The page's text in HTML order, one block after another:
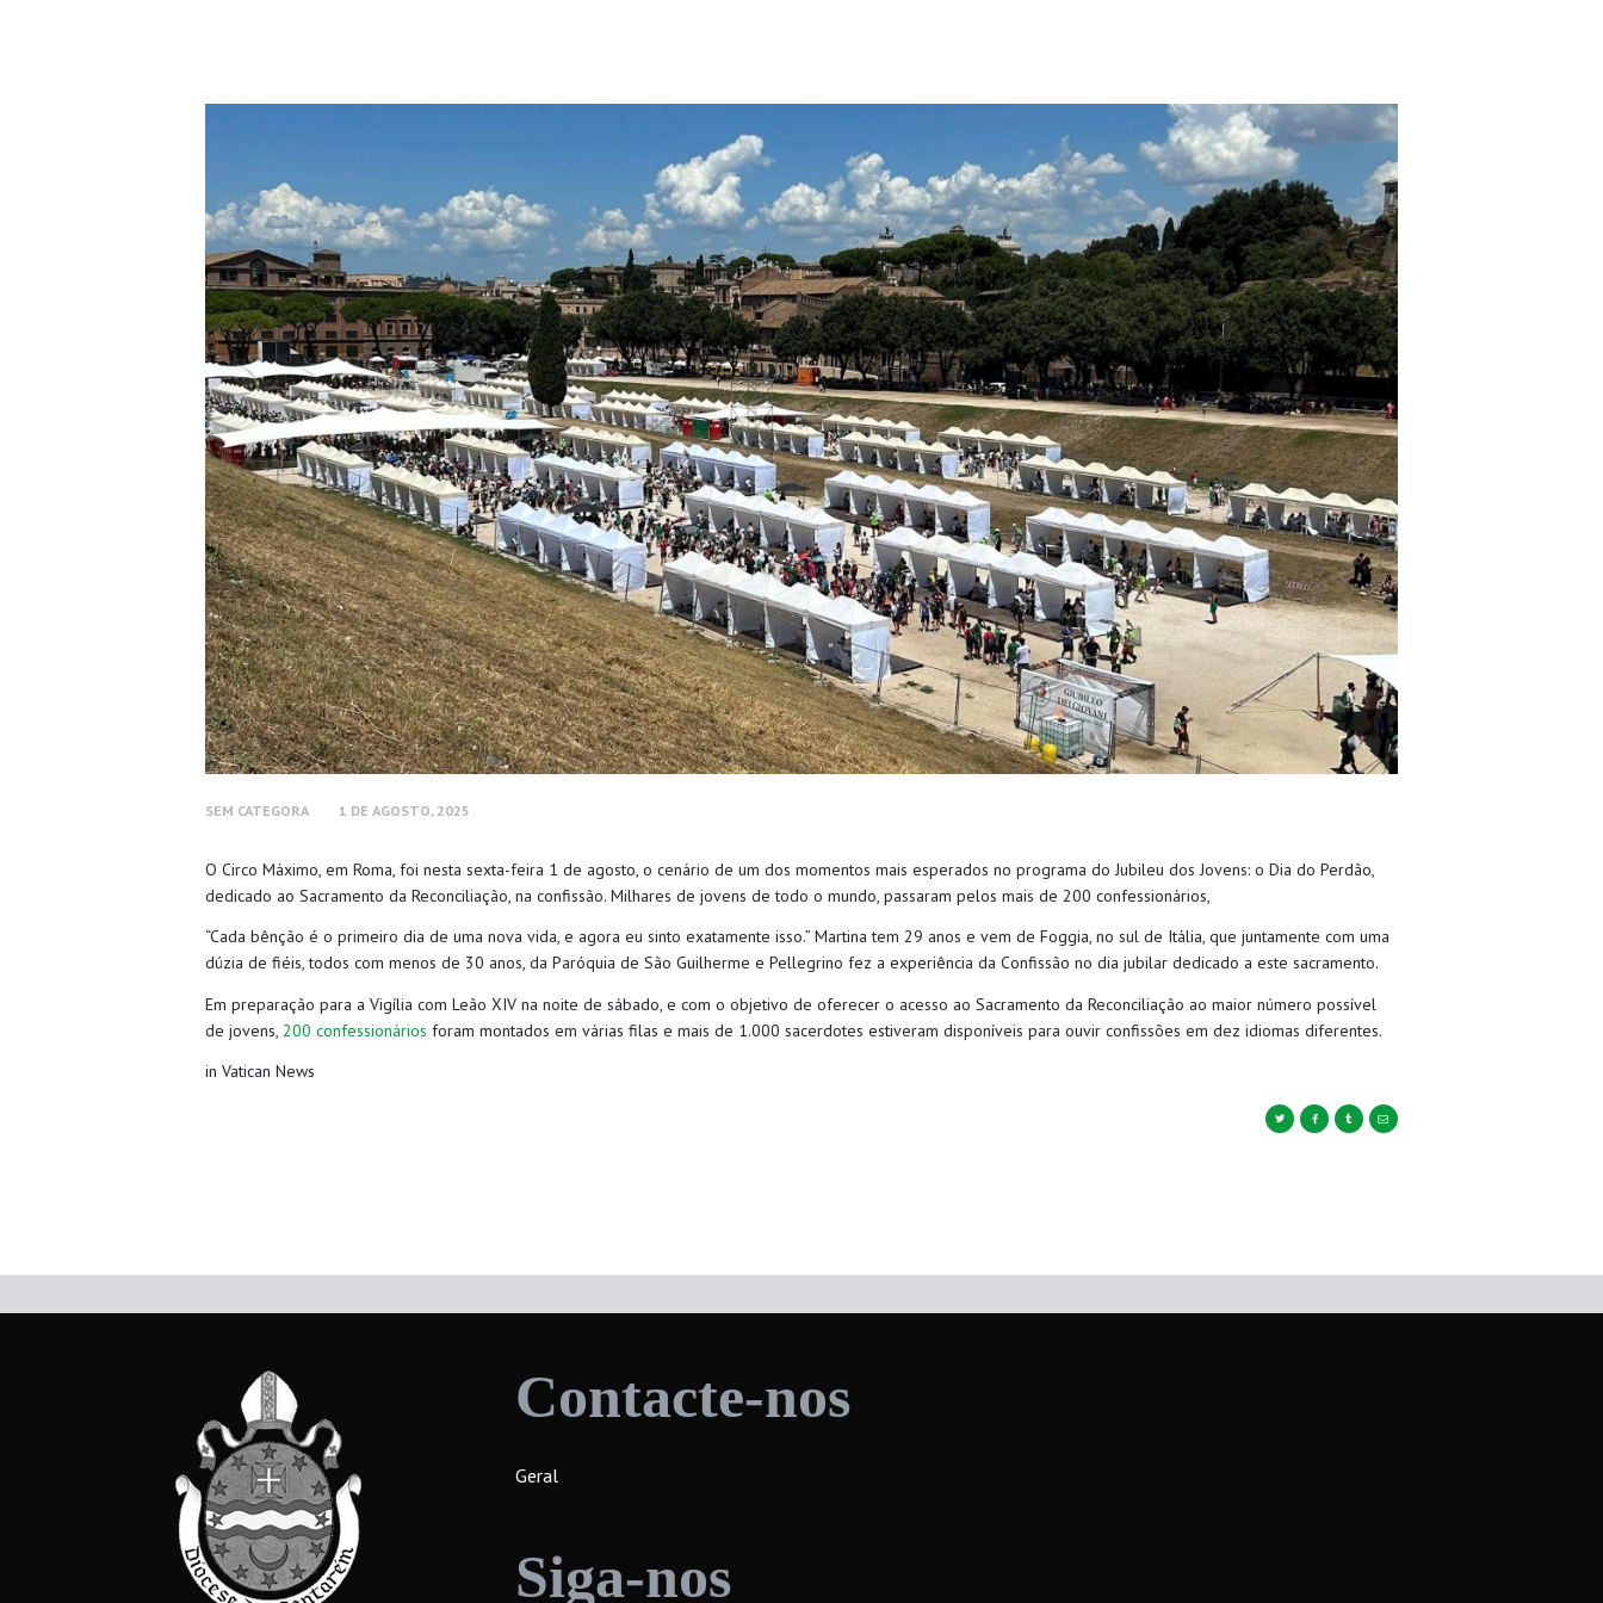
SEM CATEGORA 1 DE AGOSTO, 2025
O Circo Máximo, em Roma, foi nesta sexta-feira 1 de agosto, o cenário de um dos momentos mais esperados no programa do Jubileu dos Jovens: o Dia do Perdão,
dedicado ao Sacramento da Reconciliação, na confissão. Milhares de jovens de todo o mundo, passaram pelos mais de 200 confessionários,
“Cada bênção é o primeiro dia de uma nova vida, e agora eu sinto exatamente isso.” Martina tem 29 anos e vem de Foggia, no sul de Itália, que juntamente com uma
dúzia de fiéis, todos com menos de 30 anos, da Paróquia de São Guilherme e Pellegrino fez a experiência da Confissão no dia jubilar dedicado a este sacramento.
Em preparação para a Vigília com Leão XIV na noite de sábado, e com o objetivo de oferecer o acesso ao Sacramento da Reconciliação ao maior número possível
de jovens, 200 confessionários foram montados em várias filas e mais de 1.000 sacerdotes estiveram disponíveis para ouvir confissões em dez idiomas diferentes.
in Vatican News
Contacte-nos
Geral
Siga-nos